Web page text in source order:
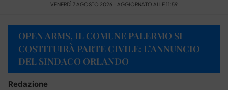
VENERDÌ 7 AGOSTO 2026 - AGGIORNATO ALLE 11:59
OPEN ARMS, IL COMUNE PALERMO SI
COSTITUIRÀ PARTE CIVILE: L’ANNUNCIO
DEL SINDACO ORLANDO
Redazione